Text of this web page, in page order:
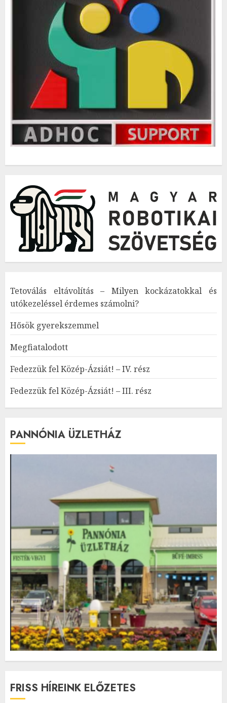
Tetoválás eltávolítás – Milyen kockázatokkal és
utókezeléssel érdemes számolni?
Hősök gyerekszemmel
Megfiatalodott
Fedezzük fel Közép-Ázsiát! – IV. rész
Fedezzük fel Közép-Ázsiát! – III. rész
PANNÓNIA ÜZLETHÁZ
FRISS HÍREINK ELŐZETES